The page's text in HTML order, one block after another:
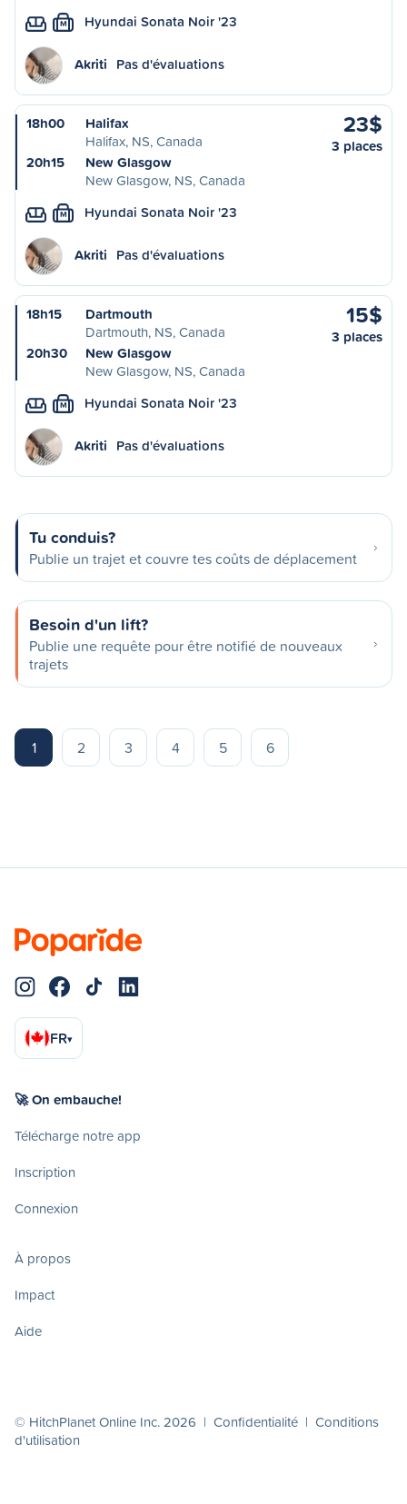
M Hyundai Sonata Noir '23
Akriti Pas d'évaluations
18h00
Halifax
Halifax, NS, Canada
20h15
New Glasgow
New Glasgow, NS, Canada
23$
3 places
M Hyundai Sonata Noir '23
Akriti Pas d'évaluations
18h15
Dartmouth
Dartmouth, NS, Canada
20h30
New Glasgow
New Glasgow, NS, Canada
15$
3 places
M Hyundai Sonata Noir '23
Akriti Pas d'évaluations
Tu conduis?
Publie un trajet et couvre tes coûts de déplacement
Besoin d'un lift?
Publie une requête pour être notifié de nouveaux
trajets
1 2 3 4 5 6
FR▾
🚀 On embauche!
Télécharge notre app
Inscription
Connexion
À propos
Impact
Aide
© HitchPlanet Online Inc. 2026 | Confidentialité | Conditions
d'utilisation